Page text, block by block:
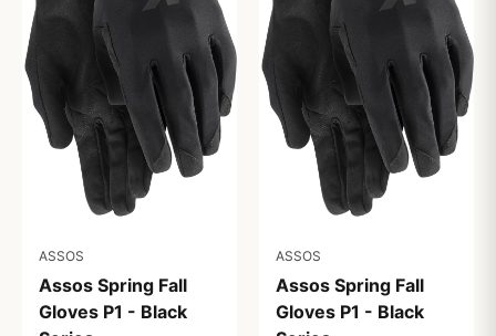
ASSOS
Assos Spring Fall
Gloves P1 - Black
ASSOS
Assos Spring Fall
Gloves P1 - Black